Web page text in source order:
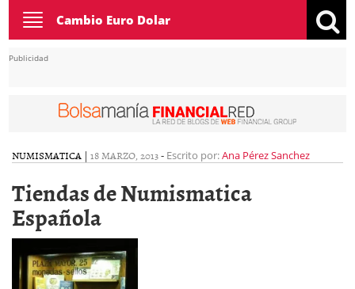
Toggle
navigation
Cambio Euro Dolar
Publicidad
NUMISMATICA | 18 MARZO, 2013- Escrito por:Ana Pérez Sanchez
Tiendas de Numismatica
Española